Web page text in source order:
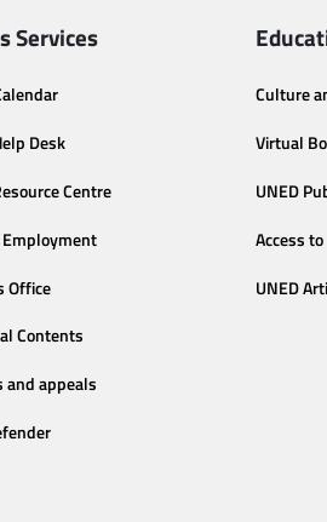
Services
Desk
Centre
Office
Contents
and appeals
Culture
Virtual
UNED
Access to
UNED